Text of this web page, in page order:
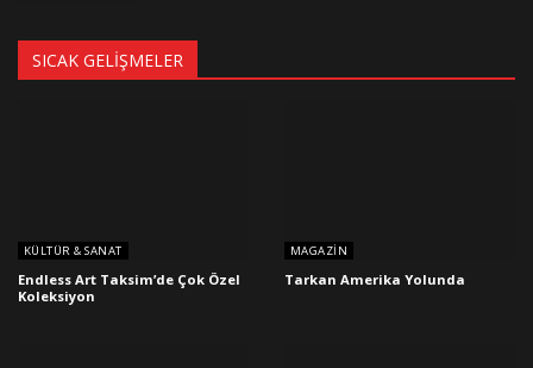
SICAK GELIŞMELER
KÜLTÜR & SANAT
Endless Art Taksim’de Çok Özel
Koleksiyon
MAGAZIN
Tarkan Amerika Yolunda